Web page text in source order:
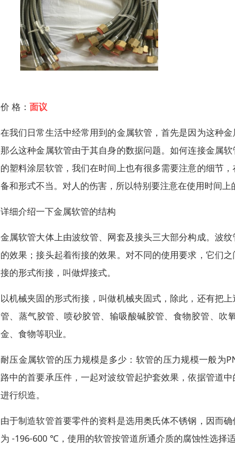
价 格： 面议
在我们日常生活中经常用到的金属软管，首先是因为这种
那么这种金属软管由于其自身的数据问题。如何连接金属
的塑料涂层软管，我们在时间上也有很多需要注意的细节
备和形式不当。对人的伤害，所以特别要注意在使用时间
详细介绍一下金属软管的结构
金属软管大体上由波纹管、网套及接头三大部分构成。波
的效果；接头起着衔接的效果。对不同的使用要求，它们
接的形式衔接，叫做焊接式。
以机械夹固的形式衔接，叫做机械夹固式，除此，还有把
管、蒸气胶管、喷砂胶管、输吸酸碱胶管、食物胶管、
金、食物等职业。
耐压金属软管的压力规模是多少：软管的压力规模一般
路中的首要承压件，一起对波纹管起护套效果，依据管道
进行织造。
由于制造软管首要零件的资料是选用奥氏体不锈钢，因而
为 -196-600 ℃，使用的软管按管道所通介质的腐蚀性选择